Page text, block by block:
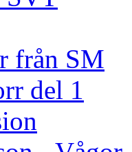
från SM
del 1